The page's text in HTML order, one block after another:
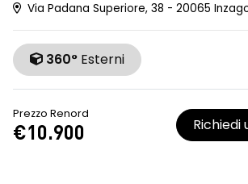
Via Padana Superiore, 38 - 20065
360° Esterni
Prezzo Renord
€10.900 Richiedi